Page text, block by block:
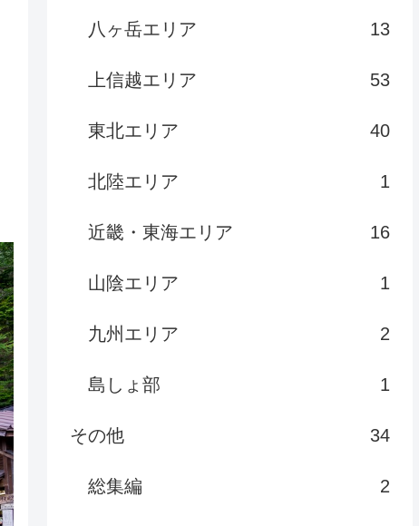
八ヶ岳エリア 13
上信越エリア 53
東北エリア 40
北陸エリア 1
近畿・東海エリア 16
山陰エリア 1
九州エリア 2
島しょ部 1
その他 34
総集編 2